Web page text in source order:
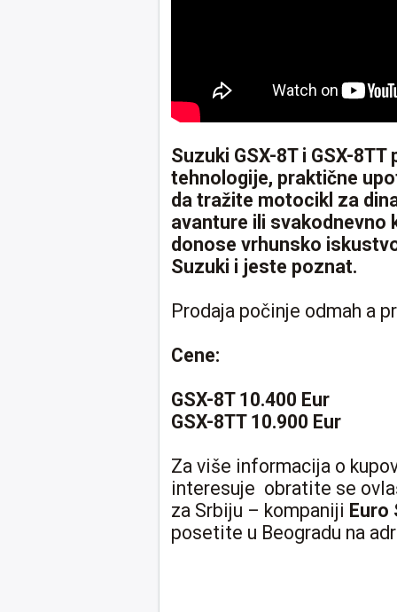
Suzuki GSX-8T i GSX-
tehnologije, praktične
da tražite motocikl za
avanture ili svakodnevno
donose vrhunsko
Suzuki i jeste poznat.
Prodaja počinje odmah a
Cene:
GSX-8T 10.400 Eur
GSX-8TT 10.900 Eur
Za više informacija o
interesuje obratite se
za Srbiju – kompaniji Euro
posetite u Beogradu na